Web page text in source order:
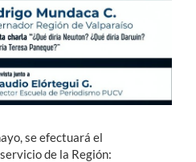
se efectuará el
de la Región: